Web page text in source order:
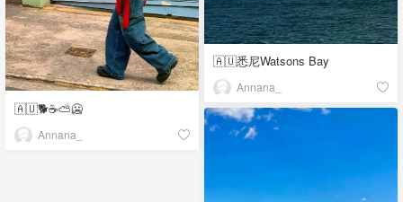
🇦🇺悉尼Watsons Bay
Annana_
🇦🇺🐕☕️⛅️🥶
Annana_